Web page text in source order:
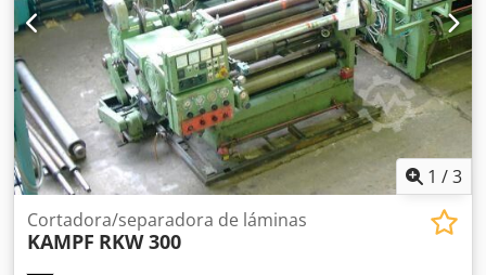
25 m/min Dirección de trabajo: De izquierda a derecha
1 /3
Cortadora/separadora de láminas
KAMPF RKW 300